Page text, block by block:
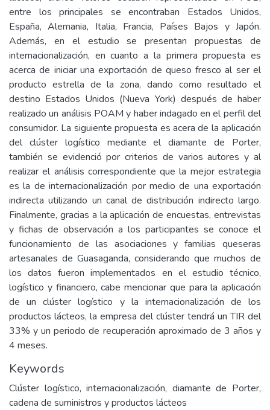
entre los principales se encontraban Estados Unidos,
España, Alemania, Italia, Francia, Países Bajos y Japón.
Además, en el estudio se presentan propuestas de
internacionalización, en cuanto a la primera propuesta es
acerca de iniciar una exportación de queso fresco al ser el
producto estrella de la zona, dando como resultado el
destino Estados Unidos (Nueva York) después de haber
realizado un análisis POAM y haber indagado en el perfil del
consumidor. La siguiente propuesta es acera de la aplicación
del clúster logístico mediante el diamante de Porter,
también se evidenció por criterios de varios autores y al
realizar el análisis correspondiente que la mejor estrategia
es la de internacionalización por medio de una exportación
indirecta utilizando un canal de distribución indirecto largo.
Finalmente, gracias a la aplicación de encuestas, entrevistas
y fichas de observación a los participantes se conoce el
funcionamiento de las asociaciones y familias queseras
artesanales de Guasaganda, considerando que muchos de
los datos fueron implementados en el estudio técnico,
logístico y financiero, cabe mencionar que para la aplicación
de un clúster logístico y la internacionalización de los
productos lácteos, la empresa del clúster tendrá un TIR del
33% y un periodo de recuperación aproximado de 3 años y
4 meses.
Keywords
Clúster logístico, internacionalización, diamante de Porter,
cadena de suministros y productos lácteos